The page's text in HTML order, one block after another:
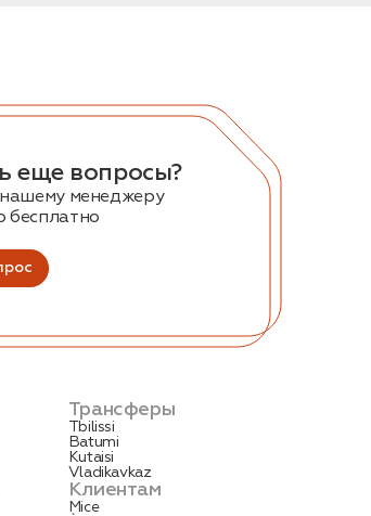
еще вопросы?
менеджеру
бесплатно
Трансферы
Tbilissi
Batumi
Kutaisi
Vladikavkaz
Клиентам
Mice